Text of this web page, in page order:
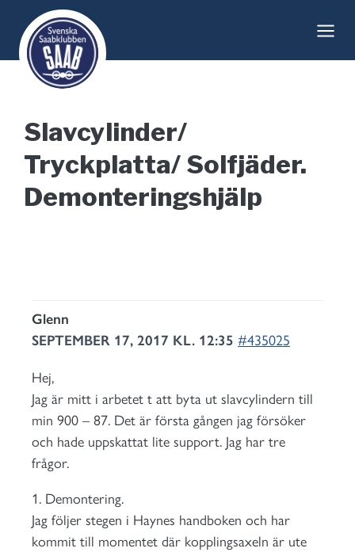
content
Slavcylinder/
Tryckplatta/ Solfjäder.
Demonteringshjälp
Glenn
SEPTEMBER 17, 2017 KL. 12:35 #435025
Hej,
Jag är mitt i arbetet t att byta ut slavcylindern till
min 900 – 87. Det är första gången jag försöker
och hade uppskattat lite support. Jag har tre
frågor.
1. Demontering.
Jag följer stegen i Haynes handboken och har
kommit till momentet där kopplingsaxeln är ute